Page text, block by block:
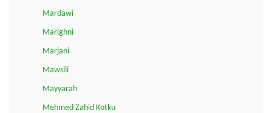
Mardawi
Marighni
Marjani
Mawsili
Mayyarah
Mehmed Zahid Kotku